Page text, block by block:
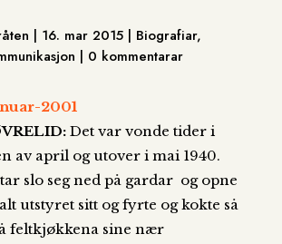
| 16. mar 2015 | Biografiar,
| 0 kommentarar
Det var vonde tider i
av april og utover i mai 1940.
slo seg ned på gardar og opne
utstyret sitt og fyrte og kokte så
feltkjøkkena sine nær